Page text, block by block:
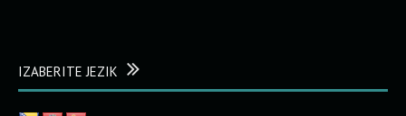
IZABERITE JEZIK